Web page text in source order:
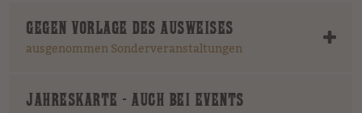
GEGEN VORLAGE DES AUSWEISES
ausgenommen Sonderveranstaltungen
JAHRESKARTE - AUCH BEI EVENTS